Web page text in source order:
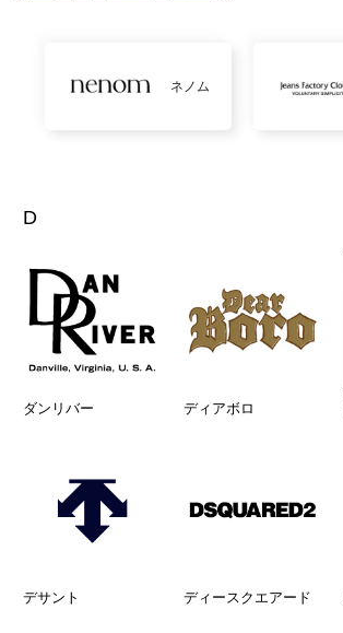
ネノム
D
ダンリバー ディアボロ
デサント ディースクエアード